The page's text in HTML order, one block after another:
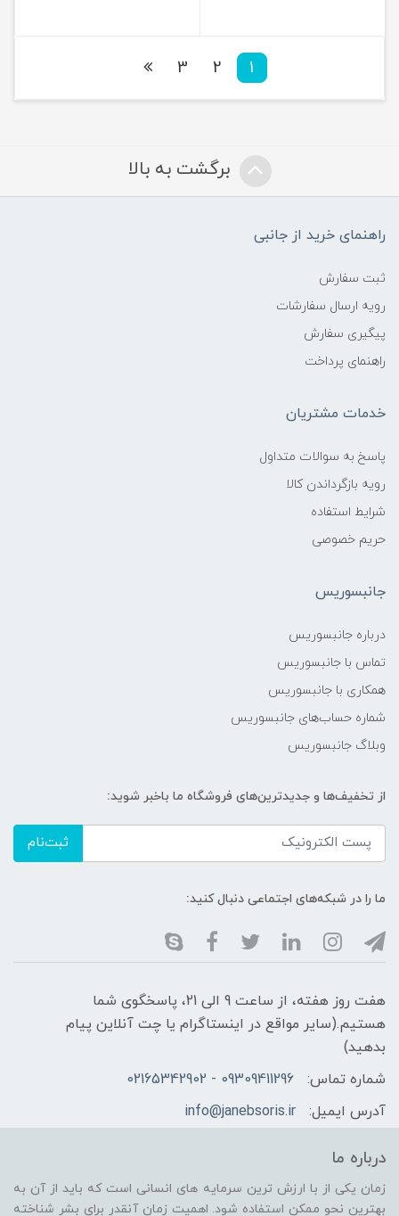
1
2
3
برگشت به بالا
راهنمای خرید از جانبی
ثبت سفارش
رویه ارسال سفارشات
پیگیری سفارش
راهنمای پرداخت
خدمات مشتریان
پاسخ به سوالات متداول
رویه بازگرداندن کالا
شرایط استفاده
حریم خصوصی
جانبسوریس
درباره جانبسوریس
تماس با جانبسوریس
همکاری با جانبسوریس
شماره حساب‌های جانبسوریس
وبلاگ جانبسوریس
از تخفیف‌ها و جدیدترین‌های فروشگاه ما باخبر شوید:
ثبت‌نام
ما را در شبکه‌های اجتماعی دنبال کنید:
هفت روز هفته، از ساعت 9 الی 21، پاسخگوی شما
هستیم.(سایر مواقع در اینستاگرام یا چت آنلاین پیام
بدهید)
شماره تماس:
09309411296 - 02165342902
آدرس ایمیل:
info@janebsoris.ir
درباره ما
زمان یکی از با ارزش ترین سرمایه های انسانی است که باید از آن به
بهترین نحو ممکن استفاده شود. اهمیت زمان آنقدر برای بشر شناخته